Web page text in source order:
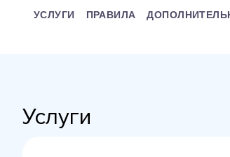
УСЛУГИ ПРАВИЛА
Услуги